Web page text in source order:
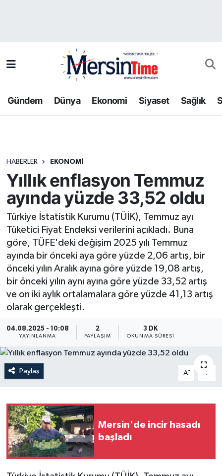
Gündem Dünya Ekonomi Siyaset Sağlık
HABERLER EKONOMI
Yıllık enflasyon Temmuz
ayında yüzde 33,52 oldu
Türkiye İstatistik Kurumu (TÜİK), Temmuz ayı
Tüketici Fiyat Endeksi verilerini açıkladı. Buna
göre, TÜFE'deki değişim 2025 yılı Temmuz
ayında bir önceki aya göre yüzde 2,06 artış, bir
önceki yılın Aralık ayına göre yüzde 19,08 artış,
bir önceki yılın aynı ayına göre yüzde 33,52 artış
ve on iki aylık ortalamalara göre yüzde 41,13 artış
olarak gerçekleşti.
04.08.2025 - 10:08
YAYINLANMA
2
PAYLAŞIM
3 DK
OKUNMA SÜRESI
Paylaş A- A
Mersin'de incir hasadı
başladı
Bilim-Teknoloji
Dünya
Ekonomi
Gündem
Kültür-Sanat
Resmi İlan
Sağlık
Siyaset
Trafik Durumu
Tüm Manşetler
Haber Arşivi